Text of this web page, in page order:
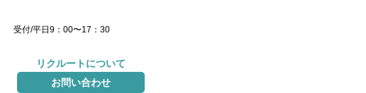
受付/平日9：00〜17：30
リクルートについて
お問い合わせ